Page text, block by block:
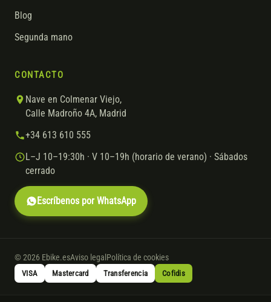
Blog
Segunda mano
CONTACTO
Nave en Colmenar Viejo,
Calle Madroño 4A, Madrid
+34 613 610 555
L–J 10–19:30h · V 10–19h (horario de verano) · Sábados
cerrado
Escríbenos por WhatsApp
© 2026 Ebike.esAviso legal Política de cookies
VISA Mastercard Transferencia Cofidis